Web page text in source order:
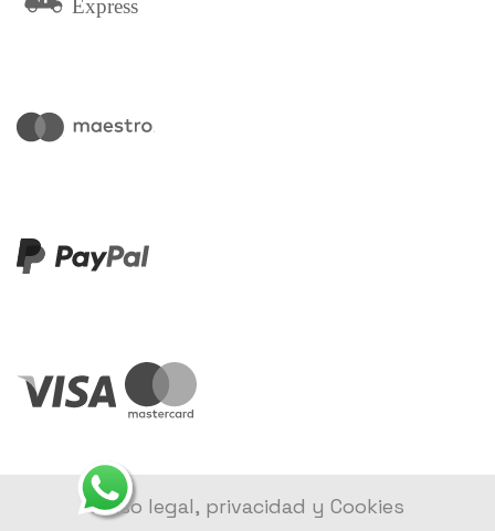
Aviso legal, privacidad y Cookies